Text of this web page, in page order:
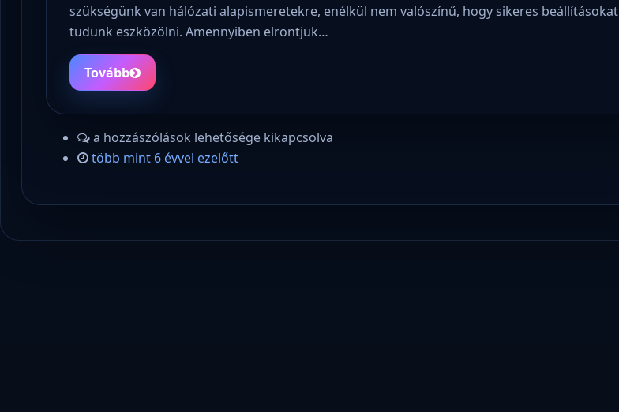
szükségünk van hálózati alapismeretekre, enélkül nem valószínű, hogy sikeres beállításokat
tudunk eszközölni. Amennyiben elrontjuk…
Tovább
a hozzászólások lehetősége kikapcsolva
több mint 6 évvel ezelőtt